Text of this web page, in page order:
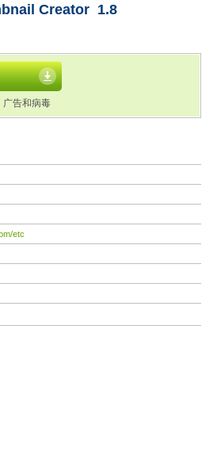
Creator 1.8
广告和病毒
etc